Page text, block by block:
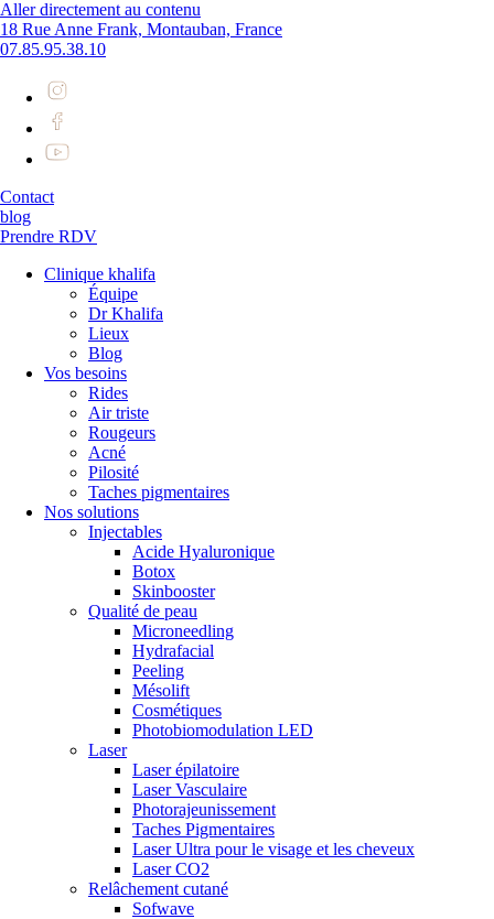
Aller directement au contenu
18 Rue Anne Frank, Montauban, France
07.85.95.38.10
Contact
blog
Prendre RDV
Clinique khalifa
Équipe
Dr Khalifa
Lieux
Blog
Vos besoins
Rides
Air triste
Rougeurs
Acné
Pilosité
Taches pigmentaires
Nos solutions
Injectables
Acide Hyaluronique
Botox
Skinbooster
Qualité de peau
Microneedling
Hydrafacial
Peeling
Mésolift
Cosmétiques
Photobiomodulation LED
Laser
Laser épilatoire
Laser Vasculaire
Photorajeunissement
Taches Pigmentaires
Laser Ultra pour le visage et les cheveux
Laser CO2
Relâchement cutané
Sofwave